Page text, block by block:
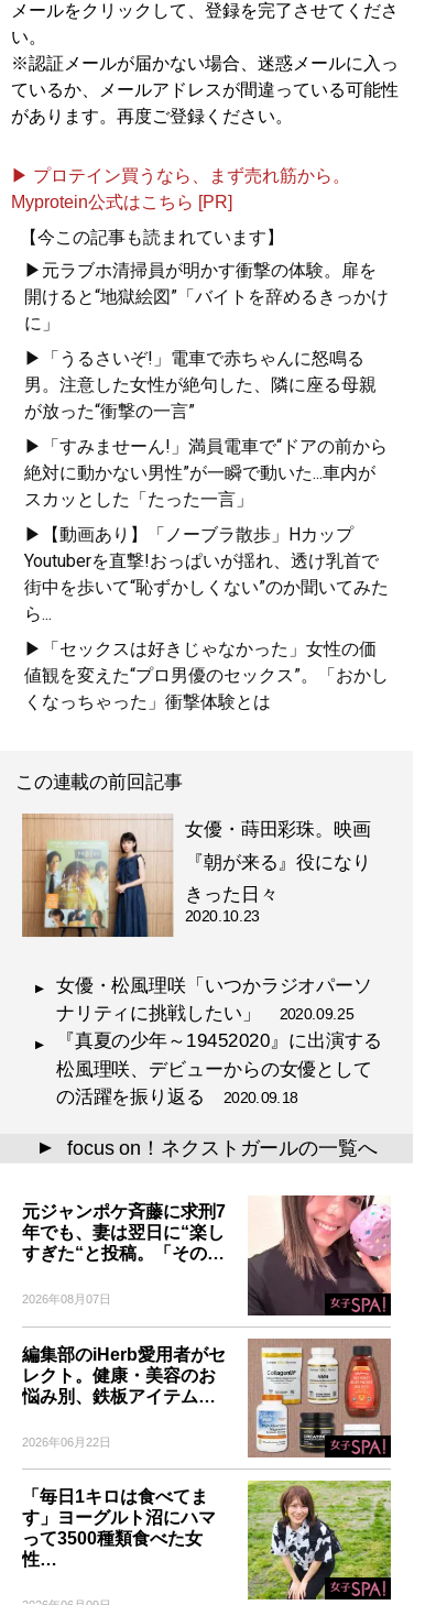
メールをクリックして、登録を完了させてくださ
い。
※認証メールが届かない場合、迷惑メールに入っ
ているか、メールアドレスが間違っている可能性
があります。再度ご登録ください。
▶ プロテイン買うなら、まず売れ筋から。
Myprotein公式はこちら [PR]
【今この記事も読まれています】
▶元ラブホ清掃員が明かす衝撃の体験。扉を
開けると“地獄絵図”「バイトを辞めるきっかけ
に」
▶「うるさいぞ!」電車で赤ちゃんに怒鳴る
男。注意した女性が絶句した、隣に座る母親
が放った“衝撃の一言”
▶「すみませーん!」満員電車で“ドアの前から
絶対に動かない男性”が一瞬で動いた...車内が
スカッとした「たった一言」
▶【動画あり】「ノーブラ散歩」Hカップ
Youtuberを直撃!おっぱいが揺れ、透け乳首で
街中を歩いて“恥ずかしくない”のか聞いてみた
ら...
▶「セックスは好きじゃなかった」女性の価
値観を変えた“プロ男優のセックス”。「おかし
くなっちゃった」衝撃体験とは
この連載の前回記事
女優・蒔田彩珠。映画
『朝が来る』役になり
きった日々
2020.10.23
女優・松風理咲「いつかラジオパーソ
ナリティに挑戦したい」 2020.09.25
『真夏の少年～19452020』に出演する
松風理咲、デビューからの女優として
の活躍を振り返る 2020.09.18
▲ focus on！ネクストガールの一覧へ
元ジャンポケ斉藤に求刑7
年でも、妻は翌日に“楽し
すぎた“と投稿。「その…
2026年08月07日
編集部のiHerb愛用者がセ
レクト。健康・美容のお
悩み別、鉄板アイテム…
2026年06月22日
「毎日1キロは食べてま
す」ヨーグルト沼にハマ
って3500種類食べた女
性…